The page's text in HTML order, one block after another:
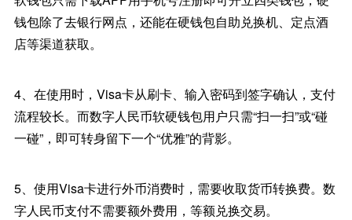
钱包除了去银行网点，还能在硬钱包自助兑换机、定点酒
店等渠道获取。
4、在使用时，Visa卡从刷卡、输入密码到签字确认，支付
流程较长。而数字人民币软硬钱包用户只需“扫一扫”或“碰
一碰”，即可转身留下一个“优雅”的背影。
5、使用Visa卡进行外币消费时，需要收取货币转换费。数
字人民币支付不需要额外费用，等额兑换交易。